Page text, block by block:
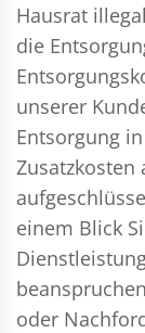
Hausrat
die
unserer
Entsorgung
einem Blick
oder